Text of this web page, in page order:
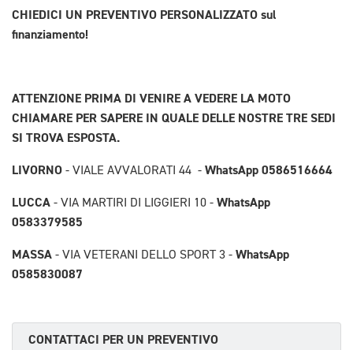
CHIEDICI UN PREVENTIVO PERSONALIZZATO sul
finanziamento!
ATTENZIONE PRIMA DI VENIRE A VEDERE LA MOTO
CHIAMARE PER SAPERE IN QUALE DELLE NOSTRE TRE SEDI
SI TROVA ESPOSTA.
LIVORNO - VIALE AVVALORATI 44 - WhatsApp 0586516664
LUCCA - VIA MARTIRI DI LIGGIERI 10 - WhatsApp
0583379585
MASSA - VIA VETERANI DELLO SPORT 3 - WhatsApp
0585830087
CONTATTACI PER UN PREVENTIVO